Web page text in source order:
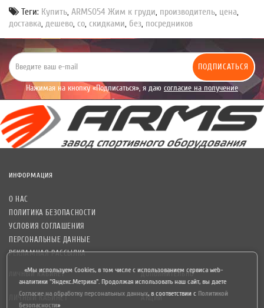
Теги: Купить, ARMS054 Жим к груди, производитель, цена,
доставка, дешево, со, скидками, без, посредников
ПОДПИСАТЬСЯ
Нажимая на кнопку «Подписаться», я даю согласие на получение
уведомлений рекламного характера.
ИНФОРМАЦИЯ
О НАС
ПОЛИТИКА БЕЗОПАСНОСТИ
УСЛОВИЯ СОГЛАШЕНИЯ
ПЕРСОНАЛЬНЫЕ ДАННЫЕ
РЕКЛАМНАЯ РАССЫЛКА
ЛИЧНЫЙ КАБИНЕТ
ЛИЧНЫЙ КАБИНЕТ
ДОПОЛНИТЕЛЬНО
АКЦИИ
«Мы используем Cookies, в том числе с использованием сервиса web-
аналитики "Яндекс.Метрика". Продолжая использовать наш сайт, вы даете
Согласие на обработку персональных данных,в соответствии с Политикой
Безопасности»